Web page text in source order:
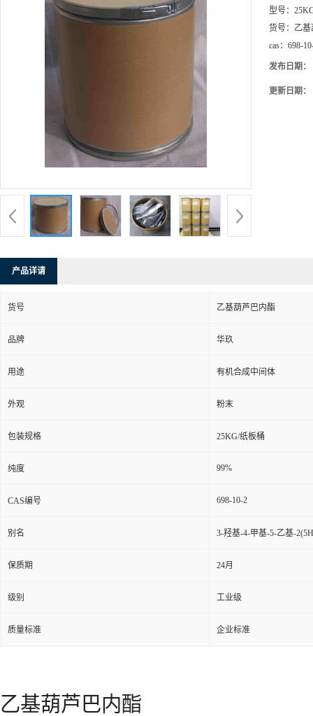
型号：
货号： 乙
cas： 698-
发布日期：
更新日期：
产品详请
货号 乙基葫芦巴内酯
品牌 华玖
用途 有机合成中间体
外观 粉末
包装规格 25KG/纸板桶
纯度 99%
CAS编号 698-10-2
别名 3-羟基-4-甲基-5-乙基-
保质期 24月
级别 工业级
质量标准 企业标准
乙基葫芦巴内酯